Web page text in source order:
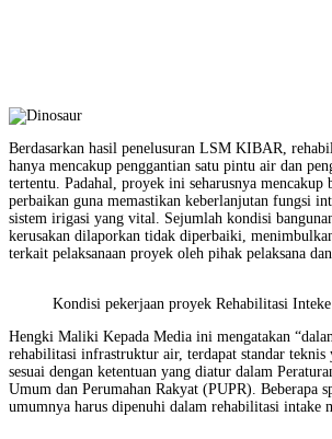
Berdasarkan hasil penelusuran LSM KIBAR,
hanya mencakup penggantian satu pintu air dan
tertentu. Padahal, proyek ini seharusnya mencakup
perbaikan guna memastikan keberlanjutan fungsi
sistem irigasi yang vital. Sejumlah kondisi
kerusakan dilaporkan tidak diperbaiki,
terkait pelaksanaan proyek oleh pihak pelaksana dan
Kondisi pekerjaan proyek Rehabilitasi Inteke
Hengki Maliki Kepada Media ini mengatakan
rehabilitasi infrastruktur air, terdapat standar teknis
sesuai dengan ketentuan yang diatur dalam
Umum dan Perumahan Rakyat (PUPR). Beberapa
umumnya harus dipenuhi dalam rehabilitasi intake